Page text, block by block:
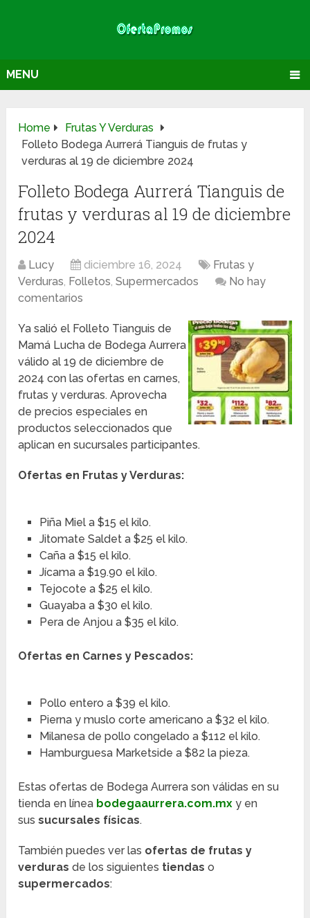
MENU
Home
Frutas Y Verduras
Folleto Bodega Aurrerá Tianguis de frutas y
verduras al 19 de diciembre 2024
Folleto Bodega Aurrerá Tianguis de
frutas y verduras al 19 de diciembre
2024
Lucy diciembre 16, 2024
Frutas y
Verduras, Folletos,Supermercados
No hay
comentarios
Ya salió el Folleto Tianguis de
Mamá Lucha de Bodega Aurrera
válido al 19 de diciembre de
2024 con las ofertas en carnes,
frutas y verduras. Aprovecha
de precios especiales en
productos seleccionados que
aplican en sucursales participantes.
Ofertas en Frutas y Verduras:
Piña Miel a $15 el kilo.
Jitomate Saldet a $25 el kilo.
Caña a $15 el kilo.
Jícama a $19.90 el kilo.
Tejocote a $25 el kilo.
Guayaba a $30 el kilo.
Pera de Anjou a $35 el kilo.
Ofertas en Carnes y Pescados:
Pollo entero a $39 el kilo.
Pierna y muslo corte americano a $32 el kilo.
Milanesa de pollo congelado a $112 el kilo.
Hamburguesa Marketside a $82 la pieza.
Estas ofertas de Bodega Aurrera son válidas en su
tienda en línea bodegaaurrera.com.mx y en
sussucursales físicas.
También puedes ver las ofertas de frutas y
verdurasde los siguientes tiendas o
supermercados: